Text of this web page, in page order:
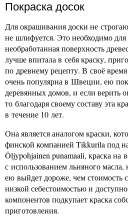
Покраска досок
Для окрашивания доски не
не шлифуется. Это необходимо для
необработанная поверхность
лучше впитала в себя краску,
по древнему рецепту. В своё время
очень популярна в Швеции, ею
деревянных домов, и если верить
то благодаря своему составу эта
в течение 10 лет.
Она является аналогом краски,
финской компанией Tikkurila под
Öljypohjainen punamaali, краска на
с использованием льняного
ею выйдет дороже, чем стоимость
низкой себестоимостью и
компонентов подкупает краска
приготовления.